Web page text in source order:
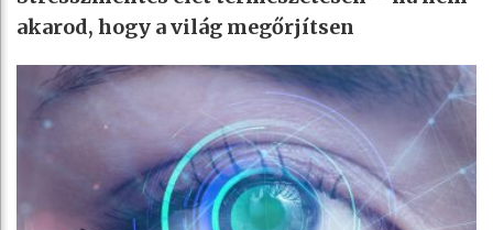
akarod, hogy a világ megőrjítsen